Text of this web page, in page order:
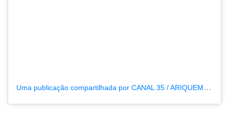
Uma publicação compartilhada por CANAL 35 / ARIQUEMES190 (@tvpcanal35)